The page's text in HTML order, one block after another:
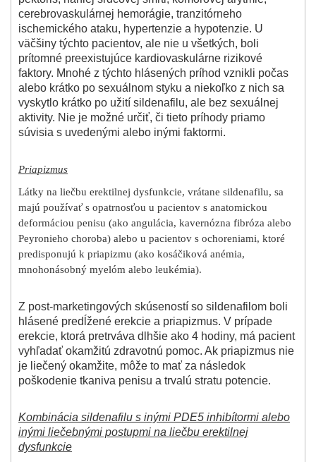
cerebrovaskulárnej hemorágie, tranzitórneho
ischemického ataku, hypertenzie a hypotenzie. U
väčšiny týchto pacientov, ale nie u všetkých, boli
prítomné preexistujúce kardiovaskulárne rizikové
faktory. Mnohé z týchto hlásených príhod vznikli počas
alebo krátko po sexuálnom styku a niekoľko z nich sa
vyskytlo krátko po užití sildenafilu, ale bez sexuálnej
aktivity. Nie je možné určiť, či tieto príhody priamo
súvisia s uvedenými alebo inými faktormi.
Priapizmus
Látky na liečbu erektilnej dysfunkcie, vrátane sildenafilu, sa
majú používať s opatrnosťou u pacientov s anatomickou
deformáciou penisu (ako angulácia, kavernózna fibróza alebo
Peyronieho choroba) alebo u pacientov s ochoreniami, ktoré
predisponujú k priapizmu (ako kosáčiková anémia,
mnohonásobný myelóm alebo leukémia).
Z post-marketingových skúseností so sildenafilom boli
hlásené predĺžené erekcie a priapizmus. V prípade
erekcie, ktorá pretrváva dlhšie ako 4 hodiny, má pacient
vyhľadať okamžitú zdravotnú pomoc. Ak priapizmus nie
je liečený okamžite, môže to mať za následok
poškodenie tkaniva penisu a trvalú stratu potencie.
Kombinácia sildenafilu s inými PDE5 inhibítormi alebo
inými liečebnými postupmi na liečbu erektilnej
dysfunkcie